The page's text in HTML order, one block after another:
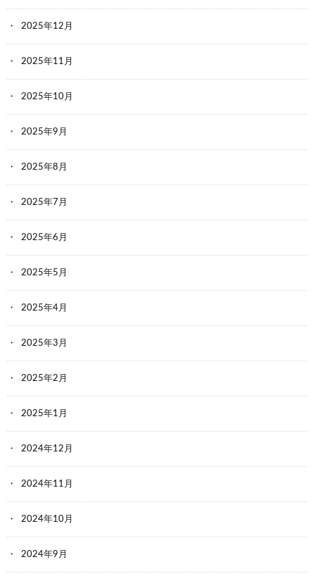
2025年12月
2025年11月
2025年10月
2025年9月
2025年8月
2025年7月
2025年6月
2025年5月
2025年4月
2025年3月
2025年2月
2025年1月
2024年12月
2024年11月
2024年10月
2024年9月